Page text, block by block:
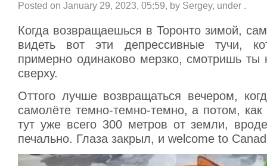
Posted on January 29, 2023, 05:59, by Sergey, under .
Когда возвращаешься в Торонто зимой,
видеть вот эти депрессивные тучи,
примерно одинаково мерзко, смотришь ты
сверху.
Оттого лучше возвращаться вечером,
самолёте темно-темно-темно, а потом,
тут уже всего 300 метров от земли,
печально. Глаза закрыл, и welcome to